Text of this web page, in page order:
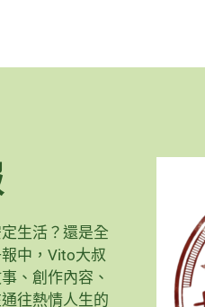
生活？還是全
中，Vito大叔
、創作內容、
往熱情人生的